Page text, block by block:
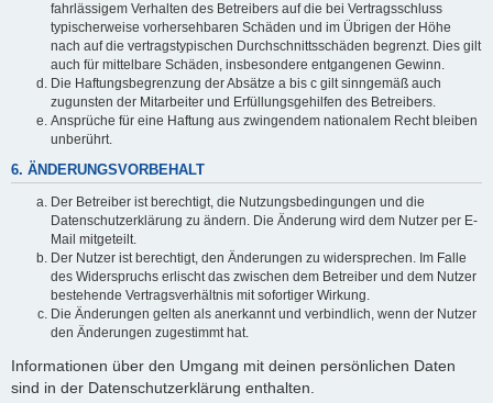
fahrlässigem Verhalten des Betreibers auf die bei Vertragsschluss
typischerweise vorhersehbaren Schäden und im Übrigen der Höhe
nach auf die vertragstypischen Durchschnittsschäden begrenzt. Dies gilt
auch für mittelbare Schäden, insbesondere entgangenen Gewinn.
Die Haftungsbegrenzung der Absätze a bis c gilt sinngemäß auch
zugunsten der Mitarbeiter und Erfüllungsgehilfen des Betreibers.
Ansprüche für eine Haftung aus zwingendem nationalem Recht bleiben
unberührt.
6. ÄNDERUNGSVORBEHALT
Der Betreiber ist berechtigt, die Nutzungsbedingungen und die
Datenschutzerklärung zu ändern. Die Änderung wird dem Nutzer per E-
Mail mitgeteilt.
Der Nutzer ist berechtigt, den Änderungen zu widersprechen. Im Falle
des Widerspruchs erlischt das zwischen dem Betreiber und dem Nutzer
bestehende Vertragsverhältnis mit sofortiger Wirkung.
Die Änderungen gelten als anerkannt und verbindlich, wenn der Nutzer
den Änderungen zugestimmt hat.
Informationen über den Umgang mit deinen persönlichen Daten
sind in der Datenschutzerklärung enthalten.